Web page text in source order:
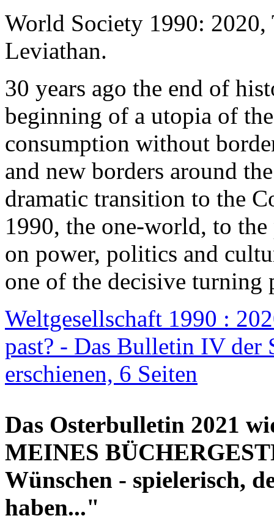
World Society 1990: 2020,
Leviathan.
30 years ago the end of
beginning of a utopia of
consumption without
and new borders around
dramatic transition to the
1990, the one-world, to the
on power, politics and
one of the decisive turning
Weltgesellschaft 1990 :
past? - Das Bulletin IV der
erschienen, 6 Seiten
Das Osterbulletin 2021
MEINES
Wünschen - spielerisch,
haben..."